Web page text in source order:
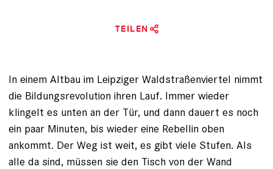
TEILEN
In einem Altbau im Leipziger Waldstraßenviertel nimmt
die Bildungsrevolution ihren Lauf. Immer wieder
klingelt es ­unten an der Tür, und dann ­dauert es noch
ein paar Minuten, bis wieder eine ­Rebellin oben
ankommt. Der Weg ist weit, es gibt viele ­Stufen. Als
alle da sind, müssen sie den Tisch von der Wand